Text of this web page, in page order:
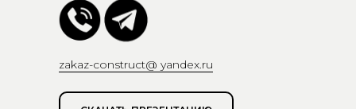
zakaz-construct@ yandex.ru